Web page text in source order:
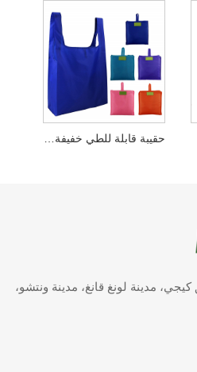
1415، طريق كيجي، مدينة لونغ قانغ، مدينة ونتشو،